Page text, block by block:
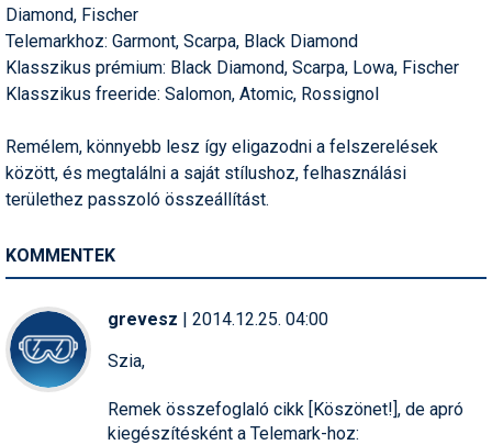
Diamond, Fischer
Telemarkhoz: Garmont, Scarpa, Black Diamond
Klasszikus prémium: Black Diamond, Scarpa, Lowa, Fischer
Klasszikus freeride: Salomon, Atomic, Rossignol
Remélem, könnyebb lesz így eligazodni a felszerelések
között, és megtalálni a saját stílushoz, felhasználási
területhez passzoló összeállítást.
KOMMENTEK
grevesz | 2014.12.25. 04:00
Szia,
Remek összefoglaló cikk [Köszönet!], de apró
kiegészítésként a Telemark-hoz: